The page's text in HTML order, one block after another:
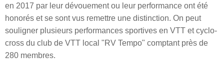
en 2017 par leur dévouement ou leur performance ont été
honorés et se sont vus remettre une distinction. On peut
souligner plusieurs performances sportives en VTT et cyclo-
cross du club de VTT local "RV Tempo" comptant près de
280 membres.